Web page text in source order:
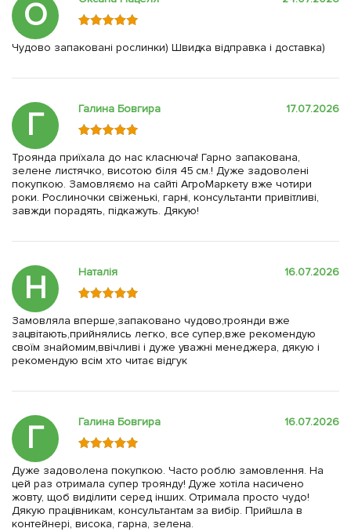
О
Чудово запаковані рослинки) Швидка відправка і доставка)
Г Галина Бовгира 17.07.2026
Троянда приїхала до нас класнюча! Гарно запакована,
зелене листячко, висотою біля 45 см.! Дуже задоволені
покупкою. Замовляємо на сайті АгроМаркету вже чотири
роки. Рослиночки свіженькі, гарні, консультанти привітливі,
завжди порадять, підкажуть. Дякую!
Н Наталія 16.07.2026
Замовляла вперше,запаковано чудово,троянди вже
зацвітають,прийнялись легко, все супер,вже рекомендую
своїм знайомим,ввічливі і дуже уважні менеджера, дякую і
рекомендую всім хто читає відгук
Г Галина Бовгира 16.07.2026
Дуже задоволена покупкою. Часто роблю замовлення. На
цей раз отримала супер троянду! Дуже хотіла насичено
жовту, щоб виділити серед інших. Отримала просто чудо!
Дякую працівникам, консультантам за вибір. Прийшла в
контейнері, висока, гарна, зелена.